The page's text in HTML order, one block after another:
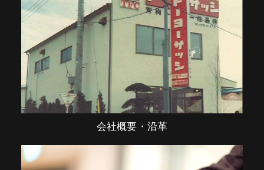
会社概要・沿革